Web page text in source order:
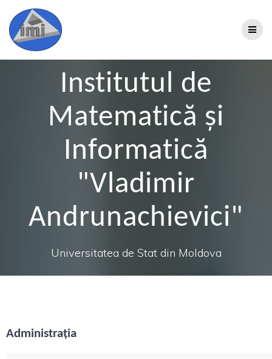
Institutul de
Matematică şi
Informatică
"Vladimir
Andrunachievici"
Universitatea de Stat din Moldova
Administraţia